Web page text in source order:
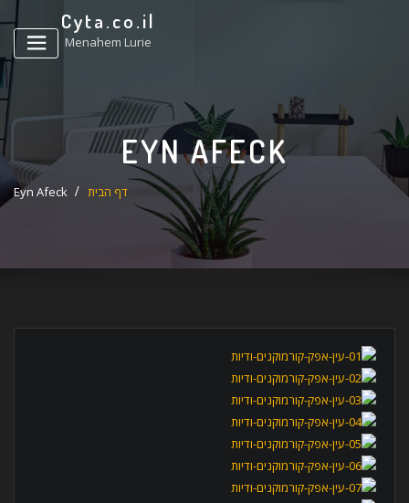
Cyta.co.il
Menahem Lurie
EYN AFECK
דף הבית Eyn Afeck